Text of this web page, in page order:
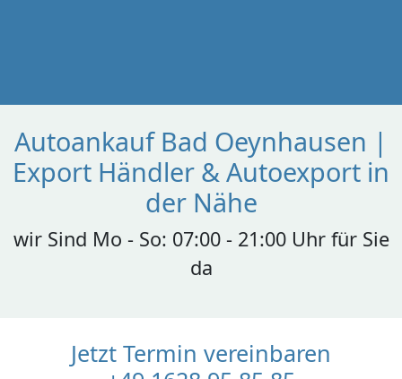
Autoankauf Bad Oeynhausen |
Export Händler & Autoexport in
der Nähe
wir Sind Mo - So: 07:00 - 21:00 Uhr für Sie
da
Jetzt Termin vereinbaren